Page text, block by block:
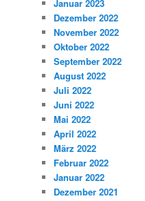
Januar 2023
Dezember 2022
November 2022
Oktober 2022
September 2022
August 2022
Juli 2022
Juni 2022
Mai 2022
April 2022
März 2022
Februar 2022
Januar 2022
Dezember 2021